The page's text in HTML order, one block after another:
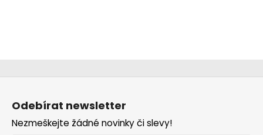
Z
Odebírat newsletter
Nezmeškejte žádné novinky či slevy!